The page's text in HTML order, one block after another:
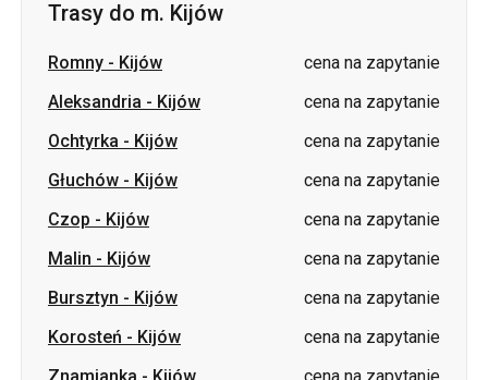
Ochtyrka- Kijów
Głuchów-Kijów
cena na zapytanie
Czop-Kijów
cena na zapytanie
Malin-Kijów
cena na zapytanie
Bursztyn-Kijów
cena na zapytanie
Korosteń-Kijów
cena na zapytanie
Znamjanka-
cena na zapytanie
Berehowe-Kijów cena na zapytanie